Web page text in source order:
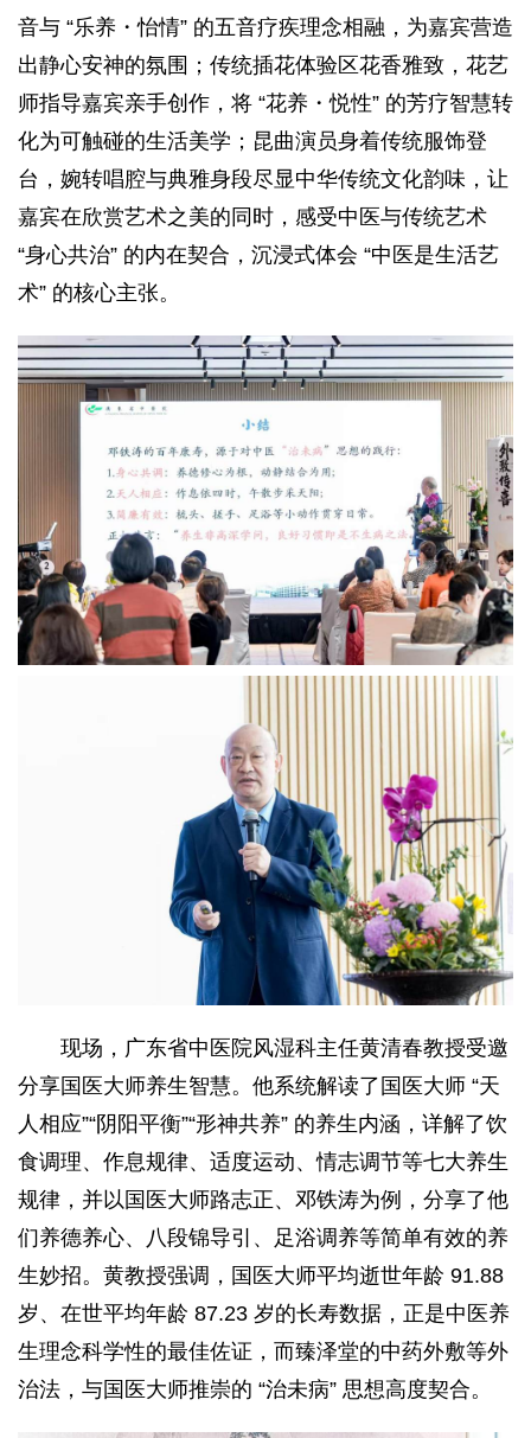
音与 “乐养・怡情” 的五音疗疾理念相融，为嘉宾营造
出静心安神的氛围；传统插花体验区花香雅致，花艺
师指导嘉宾亲手创作，将 “花养・悦性” 的芳疗智慧转
化为可触碰的生活美学；昆曲演员身着传统服饰登
台，婉转唱腔与典雅身段尽显中华传统文化韵味，让
嘉宾在欣赏艺术之美的同时，感受中医与传统艺术
“身心共治” 的内在契合，沉浸式体会 “中医是生活艺
术” 的核心主张。
现场，广东省中医院风湿科主任黄清春教授受邀
分享国医大师养生智慧。他系统解读了国医大师 “天
人相应”“阴阳平衡”“形神共养” 的养生内涵，详解了饮
食调理、作息规律、适度运动、情志调节等七大养生
规律，并以国医大师路志正、邓铁涛为例，分享了他
们养德养心、八段锦导引、足浴调养等简单有效的养
生妙招。黄教授强调，国医大师平均逝世年龄 91.88
岁、在世平均年龄 87.23 岁的长寿数据，正是中医养
生理念科学性的最佳佐证，而臻泽堂的中药外敷等外
治法，与国医大师推崇的 “治未病” 思想高度契合。